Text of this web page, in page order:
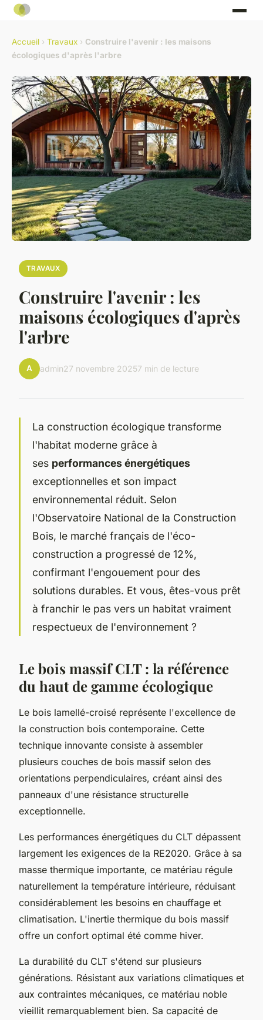
Accueil › Travaux › Construire l'avenir : les maisons
écologiques d'après l'arbre
TRAVAUX
Construire l'avenir : les
maisons écologiques d'après
l'arbre
A admin27 novembre 20257 min de lecture
La construction écologique transforme
l'habitat moderne grâce à
ses performances énergétiques
exceptionnelles et son impact
environnemental réduit. Selon
l'Observatoire National de la Construction
Bois, le marché français de l'éco-
construction a progressé de 12%,
confirmant l'engouement pour des
solutions durables. Et vous, êtes-vous prêt
à franchir le pas vers un habitat vraiment
respectueux de l'environnement ?
Le bois massif CLT : la référence
du haut de gamme écologique
Le bois lamellé-croisé représente l'excellence de
la construction bois contemporaine. Cette
technique innovante consiste à assembler
plusieurs couches de bois massif selon des
orientations perpendiculaires, créant ainsi des
panneaux d'une résistance structurelle
exceptionnelle.
Les performances énergétiques du CLT dépassent
largement les exigences de la RE2020. Grâce à sa
masse thermique importante, ce matériau régule
naturellement la température intérieure, réduisant
considérablement les besoins en chauffage et
climatisation. L'inertie thermique du bois massif
offre un confort optimal été comme hiver.
La durabilité du CLT s'étend sur plusieurs
générations. Résistant aux variations climatiques et
aux contraintes mécaniques, ce matériau noble
vieillit remarquablement bien. Sa capacité de